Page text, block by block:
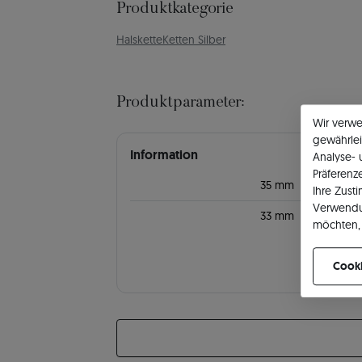
Produktkategorie
HalsketteKetten Silber
Produktparameter:
Information
35 mm
33 mm
Wir
Analyse-
Ihre